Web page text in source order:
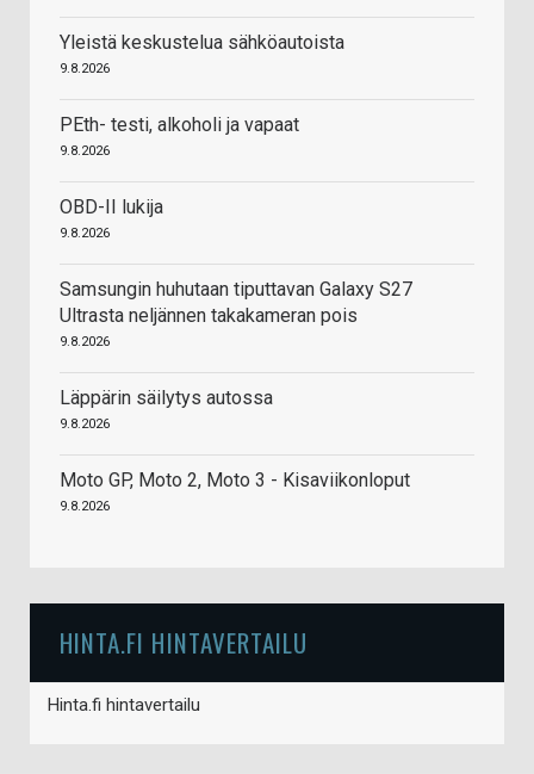
Yleistä keskustelua sähköautoista
9.8.2026
PEth- testi, alkoholi ja vapaat
9.8.2026
OBD-II lukija
9.8.2026
Samsungin huhutaan tiputtavan Galaxy S27
Ultrasta neljännen takakameran pois
9.8.2026
Läppärin säilytys autossa
9.8.2026
Moto GP, Moto 2, Moto 3 - Kisaviikonloput
9.8.2026
HINTA.FI HINTAVERTAILU
Hinta.fi hintavertailu